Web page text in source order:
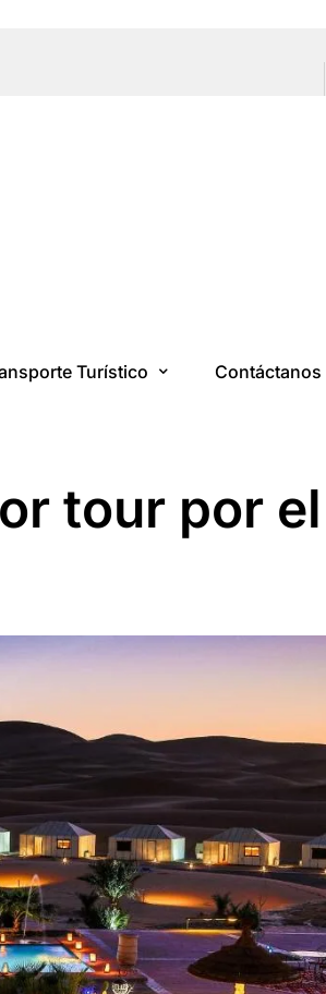
Turístico Contáctanos
tour por